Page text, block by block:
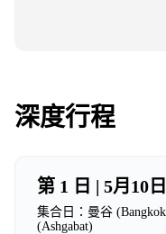
深度行程
第 1 日 | 5月10
集合日：曼谷
(Ashgabat)